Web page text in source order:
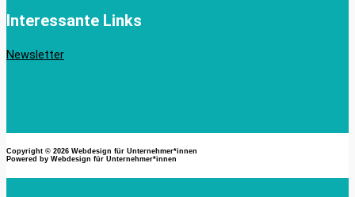
Interessante Links
Newsletter
Copyright © 2026 Webdesign für Unternehmer*innen
Powered by Webdesign für Unternehmer*innen